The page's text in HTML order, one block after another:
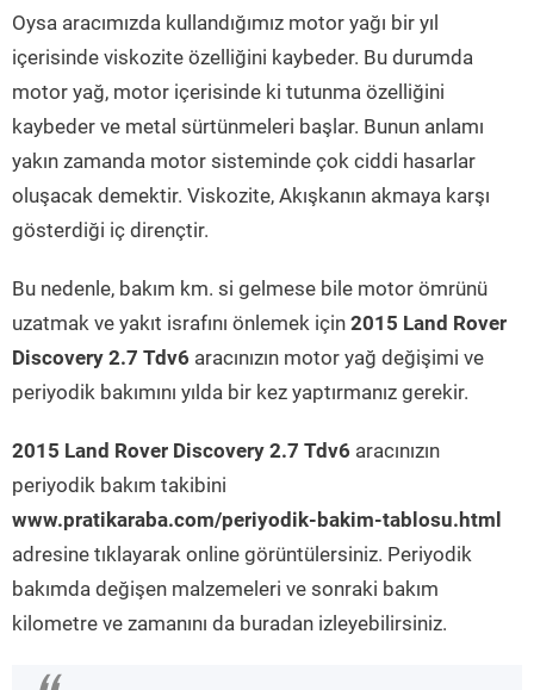
Oysa aracımızda kullandığımız motor yağı bir yıl
içerisinde viskozite özelliğini kaybeder. Bu durumda
motor yağ, motor içerisinde ki tutunma özelliğini
kaybeder ve metal sürtünmeleri başlar. Bunun anlamı
yakın zamanda motor sisteminde çok ciddi hasarlar
oluşacak demektir. Viskozite, Akışkanın akmaya karşı
gösterdiği iç dirençtir.
Bu nedenle, bakım km. si gelmese bile motor ömrünü
uzatmak ve yakıt israfını önlemek için 2015 Land Rover
Discovery 2.7 Tdv6 aracınızın motor yağ değişimi ve
periyodik bakımını yılda bir kez yaptırmanız gerekir.
2015 Land Rover Discovery 2.7 Tdv6 aracınızın
periyodik bakım takibini
www.pratikaraba.com/periyodik-bakim-tablosu.html
adresine tıklayarak online görüntülersiniz. Periyodik
bakımda değişen malzemeleri ve sonraki bakım
kilometre ve zamanını da buradan izleyebilirsiniz.